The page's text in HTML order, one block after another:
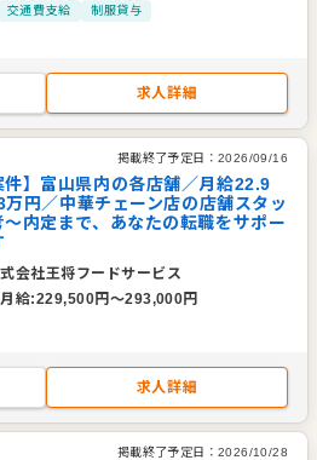
交通費支給
制服貸与
求人詳細
掲載終了予定日： 2026/09/16
件】富山県内の各店舗／月給22.9
円／中華チェーン店の店舗スタッ
～内定まで、あなたの転職をサポー
会社王将フードサービス
月給:229,500円〜293,000円
求人詳細
掲載終了予定日： 2026/10/28